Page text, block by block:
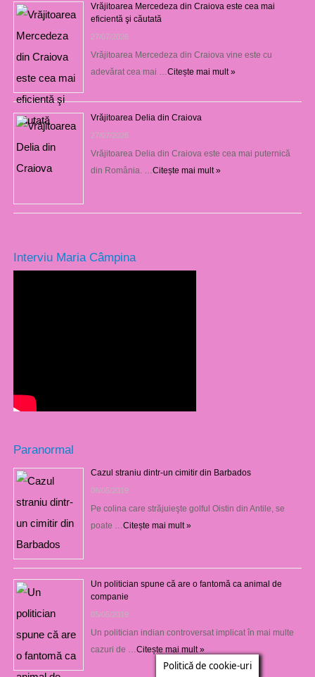
Vrăjitoarea Mercedeza din Craiova este cea mai
eficientă şi căutată
27/07/2026
Vrăjitoarea Mercedeza din Craiova vine este cu
adevărat cea mai … Citește mai mult »
Vrăjitoarea Delia din Craiova
27/07/2026
Vrăjitoarea Delia din Craiova este cea mai puternică
din România. … Citește mai mult »
Interviu Maria Câmpina
Paranormal
Cazul straniu dintr-un cimitir din Barbados
06/05/2019
Pe colina care străjuieşte golful Oistin din Antile, se
poate … Citește mai mult »
Un politician spune că are o fantomă ca animal de
companie
05/05/2019
Un politician indian controversat implicat în mai multe
cazuri de … Citește mai mult »
Politică de cookie-uri